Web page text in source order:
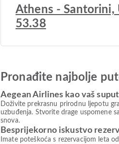
Athens - Santorini,
53.38
Pronađite najbolje
Aegean Airlines kao vaš
Doživite prekrasnu prirodnu ljepotu
uzbuđenja. Stvorite drage uspomene
snova.
Besprijekorno iskustvo
Imate poteškoća s rezervacijom leta